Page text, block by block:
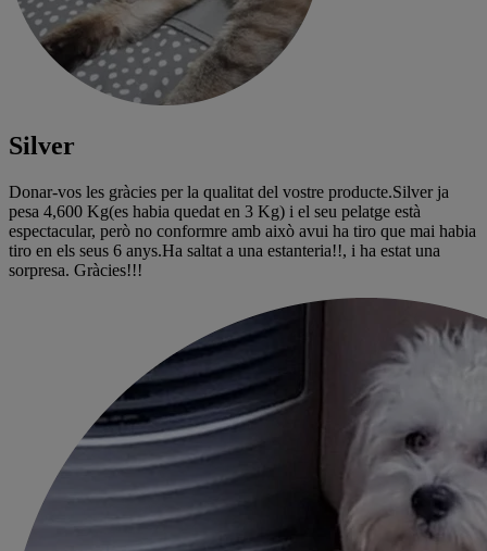
Silver
Donar-vos les gràcies per la qualitat del vostre producte.Silver ja
pesa 4,600 Kg(es habia quedat en 3 Kg) i el seu pelatge està
espectacular, però no conformre amb això avui ha tiro que mai habia
tiro en els seus 6 anys.Ha saltat a una estanteria!!, i ha estat una
sorpresa. Gràcies!!!